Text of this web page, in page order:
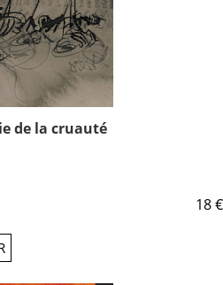
de la cruauté
18 €